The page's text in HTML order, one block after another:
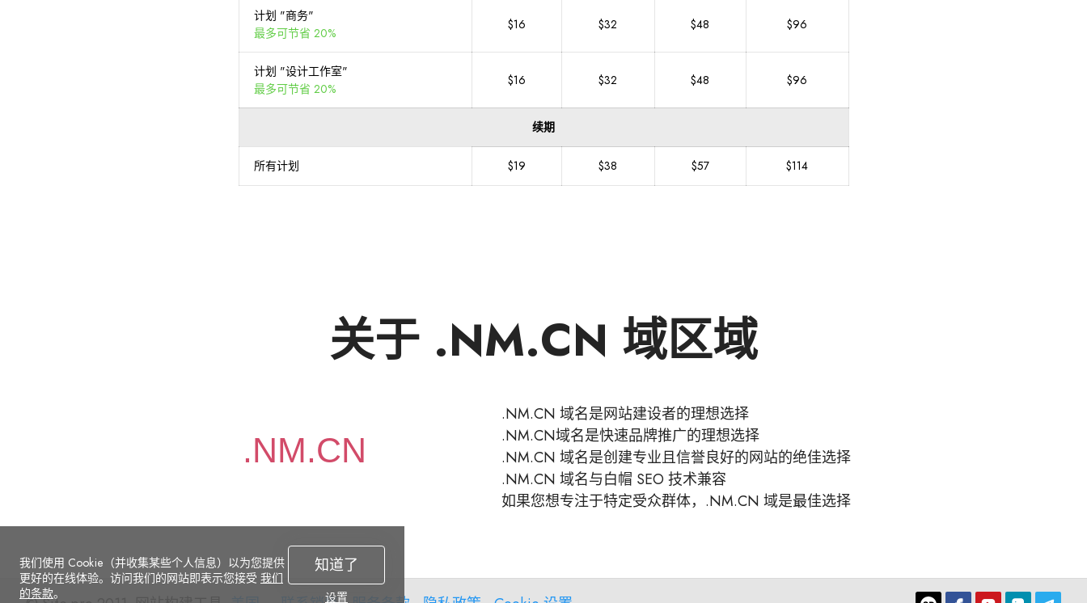
计划 "商务"
最多可节省 20%
$16 $32 $48 $96
计划 "设计工作室"
最多可节省 20%
$16 $32 $48 $96
续期
所有计划 $19 $38 $57 $114
关于 .NM.CN 域区域
.NM.CN 域名是网站建设者的理想选择
.NM.CN域名是快速品牌推广的理想选择
.NM.CN 域名是创建专业且信誉良好的网站的绝佳选择
.NM.CN 域名与白帽 SEO 技术兼容
如果您想专注于特定受众群体，.NM.CN 域是最佳选择
我们使用 Cookie（并收集某些个人信息）以为您提供
更好的在线体验。访问我们的网站即表示您接受 我们
的条款。
知道了
设置